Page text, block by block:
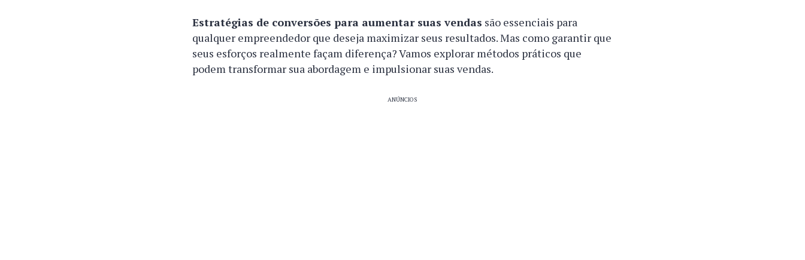
Estratégias de conversões para aumentar suas vendas são essenciais para
qualquer empreendedor que deseja maximizar seus resultados. Mas como garantir que
seus esforços realmente façam diferença? Vamos explorar métodos práticos que
podem transformar sua abordagem e impulsionar suas vendas.
ANÚNCIOS